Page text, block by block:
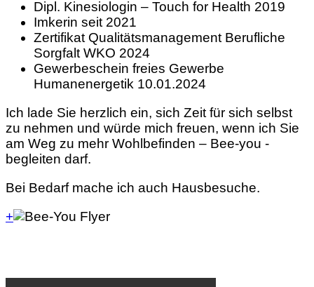
Dipl. Kinesiologin – Touch for Health 2019
Imkerin seit 2021
Zertifikat Qualitätsmanagement Berufliche
Sorgfalt WKO 2024
Gewerbeschein freies Gewerbe
Humanenergetik 10.01.2024
Ich lade Sie herzlich ein, sich Zeit für sich selbst
zu nehmen und würde mich freuen, wenn ich Sie
am Weg zu mehr Wohlbefinden – Bee-you -
begleiten darf.
Bei Bedarf mache ich auch Hausbesuche.
+